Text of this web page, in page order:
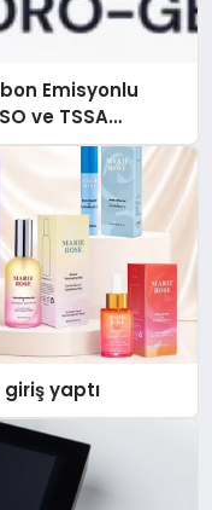
Emisyonlu
ve TSSA
yaptı